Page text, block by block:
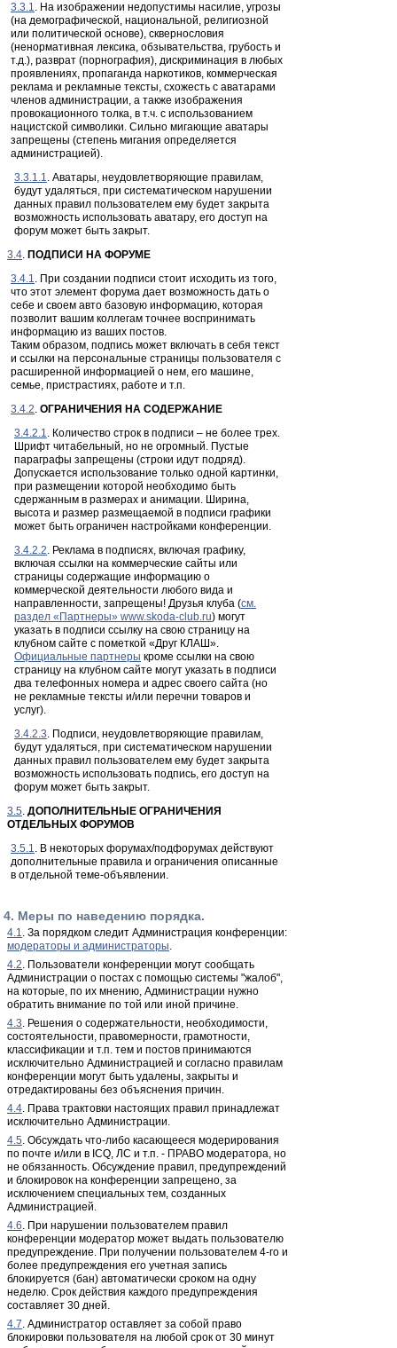
3.3.1. На изображении недопустимы насилие, угрозы
(на демографической, национальной, религиозной
или политической основе), сквернословия
(ненормативная лексика, обзывательства, грубость и
т.д.), разврат (порнография), дискриминация в любых
проявлениях, пропаганда наркотиков, коммерческая
реклама и рекламные тексты, схожесть с аватарами
членов администрации, а также изображения
провокационного толка, в т.ч. с использованием
нацистской символики. Сильно мигающие аватары
запрещены (степень мигания определяется
администрацией).
3.3.1.1. Аватары, неудовлетворяющие правилам,
будут удаляться, при систематическом нарушении
данных правил пользователем ему будет закрыта
возможность использовать аватару, его доступ на
форум может быть закрыт.
3.4. ПОДПИСИ НА ФОРУМЕ
3.4.1. При создании подписи стоит исходить из того,
что этот элемент форума дает возможность дать о
себе и своем авто базовую информацию, которая
позволит вашим коллегам точнее воспринимать
информацию из ваших постов.
Таким образом, подпись может включать в себя текст
и ссылки на персональные страницы пользователя с
расширенной информацией о нем, его машине,
семье, пристрастиях, работе и т.п.
3.4.2. ОГРАНИЧЕНИЯ НА СОДЕРЖАНИЕ
3.4.2.1. Количество строк в подписи – не более трех.
Шрифт читабельный, но не огромный. Пустые
параграфы запрещены (строки идут подряд).
Допускается использование только одной картинки,
при размещении которой необходимо быть
сдержанным в размерах и анимации. Ширина,
высота и размер размещаемой в подписи графики
может быть ограничен настройками конференции.
3.4.2.2. Реклама в подписях, включая графику,
включая ссылки на коммерческие сайты или
страницы содержащие информацию о
коммерческой деятельности любого вида и
направленности, запрещены! Друзья клуба (см.
раздел «Партнеры» www.skoda-club.ru) могут
указать в подписи ссылку на свою страницу на
клубном сайте с пометкой «Друг КЛАШ».
Официальные партнеры кроме ссылки на свою
страницу на клубном сайте могут указать в подписи
два телефонных номера и адрес своего сайта (но
не рекламные тексты и/или перечни товаров и
услуг).
3.4.2.3. Подписи, неудовлетворяющие правилам,
будут удаляться, при систематическом нарушении
данных правил пользователем ему будет закрыта
возможность использовать подпись, его доступ на
форум может быть закрыт.
3.5. ДОПОЛНИТЕЛЬНЫЕ ОГРАНИЧЕНИЯ
ОТДЕЛЬНЫХ ФОРУМОВ
3.5.1. В некоторых форумах/подфорумах действуют
дополнительные правила и ограничения описанные
в отдельной теме-объявлении.
4. Меры по наведению порядка.
4.1. За порядком следит Администрация конференции:
модераторы и администраторы.
4.2. Пользователи конференции могут сообщать
Администрации о постах с помощью системы "жалоб",
на которые, по их мнению, Администрации нужно
обратить внимание по той или иной причине.
4.3. Решения о содержательности, необходимости,
состоятельности, правомерности, грамотности,
классификации и т.п. тем и постов принимаются
исключительно Администрацией и согласно правилам
конференции могут быть удалены, закрыты и
отредактированы без объяснения причин.
4.4. Права трактовки настоящих правил принадлежат
исключительно Администрации.
4.5. Обсуждать что-либо касающееся модерирования
по почте и/или в ICQ, ЛС и т.п. - ПРАВО модератора, но
не обязанность. Обсуждение правил, предупреждений
и блокировок на конференции запрещено, за
исключением специальных тем, созданных
Администрацией.
4.6. При нарушении пользователем правил
конференции модератор может выдать пользователю
предупреждение. При получении пользователем 4-го и
более предупреждения его учетная запись
блокируется (бан) автоматически сроком на одну
неделю. Срок действия каждого предупреждения
составляет 30 дней.
4.7. Администратор оставляет за собой право
блокировки пользователя на любой срок от 30 минут